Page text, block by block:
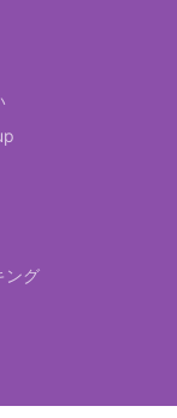
ング